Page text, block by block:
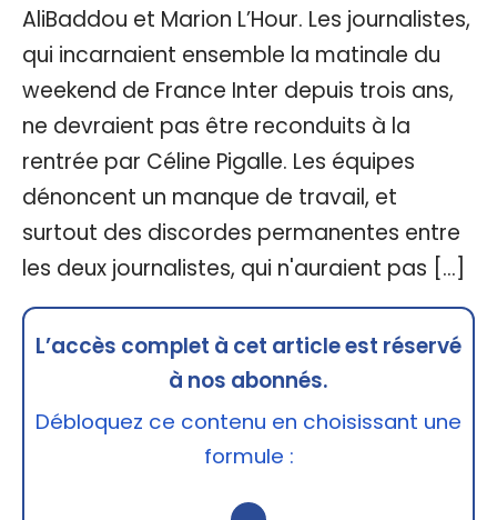
AliBaddou et Marion L’Hour. Les journalistes,
qui incarnaient ensemble la matinale du
weekend de France Inter depuis trois ans,
ne devraient pas être reconduits à la
rentrée par Céline Pigalle. Les équipes
dénoncent un manque de travail, et
surtout des discordes permanentes entre
les deux journalistes, qui n'auraient pas […]
L’accès complet à cet article est réservé
à nos abonnés.
Débloquez ce contenu en choisissant une
formule :